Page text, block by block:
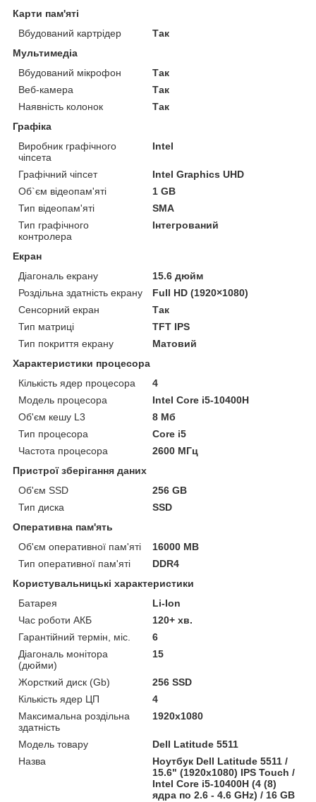
Карти пам'яті
Вбудований картрідер
Так
Мультимедіа
Вбудований мікрофон
Так
Веб-камера
Так
Наявність колонок
Так
Графіка
Виробник графічного
чіпсета
Intel
Графічний чіпсет
Intel Graphics UHD
Об`єм відеопам'яті
1 GB
Тип відеопам'яті
SMA
Тип графічного
контролера
Інтегрований
Екран
Діагональ екрану
15.6 дюйм
Роздільна здатність екрану
Full HD (1920×1080)
Сенсорний екран
Так
Тип матриці
TFT IPS
Тип покриття екрану
Матовий
Характеристики процесора
Кількість ядер процесора
4
Модель процесора
Intel Core i5-10400H
Об'єм кешу L3
8 Мб
Тип процесора
Core i5
Частота процесора
2600 МГц
Пристрої зберігання даних
Об'єм SSD
256 GB
Тип диска
SSD
Оперативна пам'ять
Об'єм оперативної пам'яті
16000 MB
Тип оперативної пам'яті
DDR4
Користувальницькі характеристики
Батарея
Li-Ion
Час роботи АКБ
120+ хв.
Гарантійний термін, міс.
6
Діагональ монітора
(дюйми)
15
Жорсткий диск (Gb)
256 SSD
Кількість ядер ЦП
4
Максимальна роздільна
здатність
1920x1080
Модель товару
Dell Latitude 5511
Назва
Ноутбук Dell Latitude 5511 /
15.6" (1920x1080) IPS Touch /
Intel Core i5-10400H (4 (8)
ядра по 2.6 - 4.6 GHz) / 16 GB